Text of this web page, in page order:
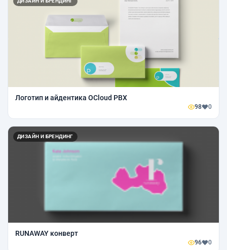
Логотип и айдентика OCloud PBX
98 0
ДИЗАЙН И БРЕНДИНГ
RUNAWAY конверт
96 0